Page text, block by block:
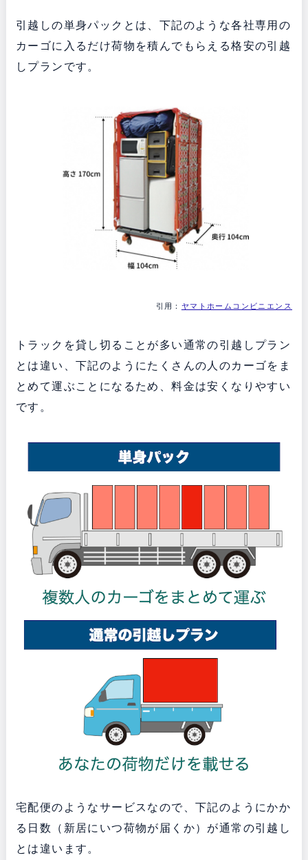
引越しの単身パックとは、下記のような各社専用の
カーゴに入るだけ荷物を積んでもらえる格安の引越
しプランです。
引用： ヤマトホームコンビニエンス
トラックを貸し切ることが多い通常の引越しプラン
とは違い、下記のようにたくさんの人のカーゴをま
とめて運ぶことになるため、料金は安くなりやすい
です。
宅配便のようなサービスなので、下記のようにかか
る日数（新居にいつ荷物が届くか）が通常の引越し
とは違います。